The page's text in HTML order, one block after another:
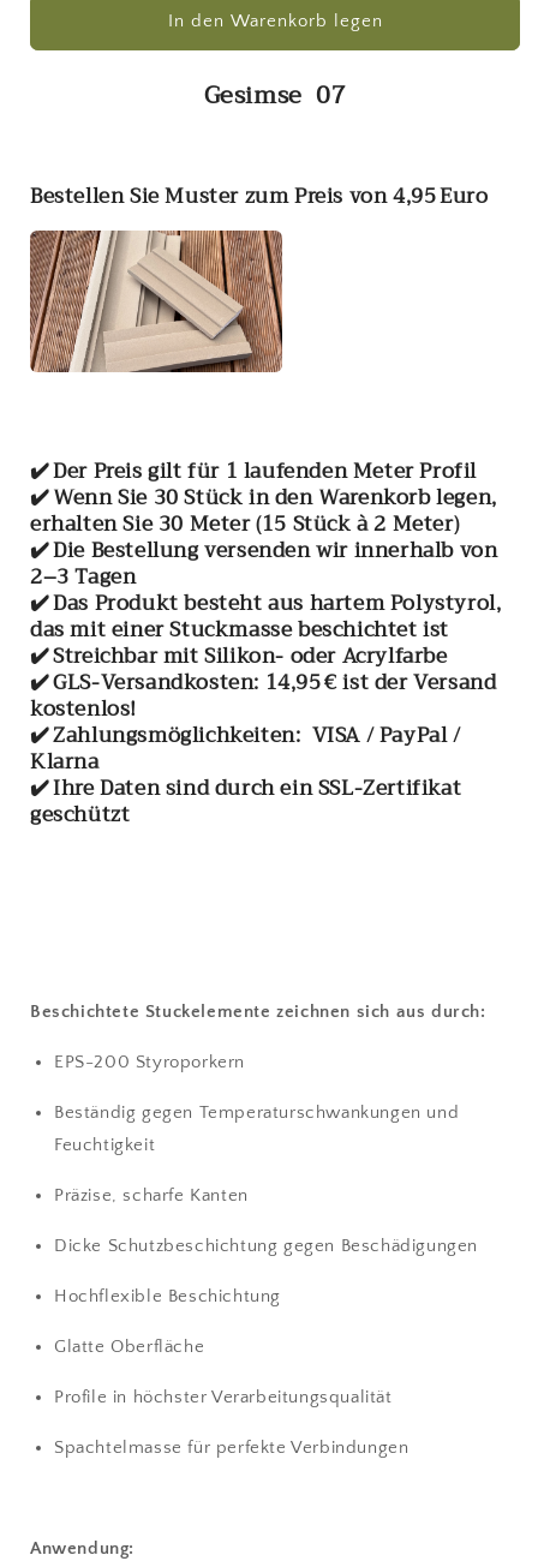
Gesimse
für
Gesimse
In den Warenkorb legen
Gesimse 07
Bestellen Sie Muster zum Preis von 4,95 Euro
✔️ Der Preis gilt für 1 laufenden Meter Profil
✔️ Wenn Sie 30 Stück in den Warenkorb legen,
erhalten Sie 30 Meter (15 Stück à 2 Meter)
✔️ Die Bestellung versenden wir innerhalb von
2–3 Tagen
✔️ Das Produkt besteht aus hartem Polystyrol,
das mit einer Stuckmasse beschichtet ist
✔️ Streichbar mit Silikon- oder Acrylfarbe
✔️ GLS-Versandkosten: 14,95 € ist der Versand
kostenlos!
✔️ Zahlungsmöglichkeiten: VISA / PayPal /
Klarna
✔️ Ihre Daten sind durch ein SSL-Zertifikat
geschützt
Beschichtete Stuckelemente zeichnen sich aus durch:
EPS-200 Styroporkern
Beständig gegen Temperaturschwankungen und
Feuchtigkeit
Präzise, scharfe Kanten
Dicke Schutzbeschichtung gegen Beschädigungen
Hochflexible Beschichtung
Glatte Oberfläche
Profile in höchster Verarbeitungsqualität
Spachtelmasse für perfekte Verbindungen
Anwendung: